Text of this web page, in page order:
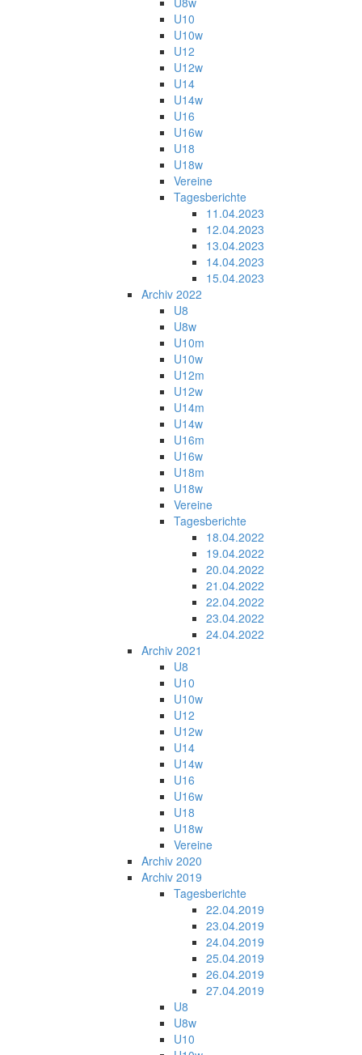
U10
U10w
U12
U12w
U14
U14w
U16
U16w
U18
U18w
Vereine
Tagesberichte
11.04.2023
12.04.2023
13.04.2023
14.04.2023
15.04.2023
Archiv 2022
U8
U8w
U10m
U10w
U12m
U12w
U14m
U14w
U16m
U16w
U18m
U18w
Vereine
Tagesberichte
18.04.2022
19.04.2022
20.04.2022
21.04.2022
22.04.2022
23.04.2022
24.04.2022
Archiv 2021
U8
U10
U10w
U12
U12w
U14
U14w
U16
U16w
U18
U18w
Vereine
Archiv 2020
Archiv 2019
Tagesberichte
22.04.2019
23.04.2019
24.04.2019
25.04.2019
26.04.2019
27.04.2019
U8
U8w
U10